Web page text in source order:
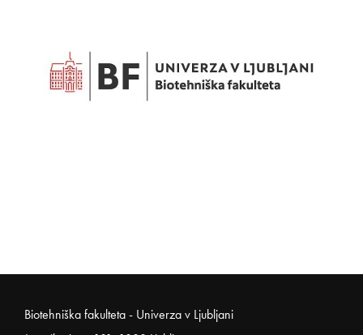
Noga strani
Biotehniška fakulteta - Univerza v Ljubljani